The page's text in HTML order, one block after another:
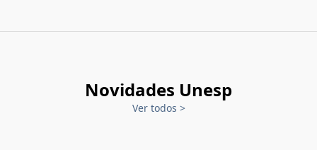
Novidades Unesp
Ver todos >